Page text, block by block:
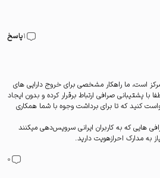
1پاسخ
است، ما راهکار مشخصی برای خروج دارایی های
با پشتیبانی صرافی ارتباط برقرار کرده و بدون ایجاد
کنید که تا برای برداشت وجوه با شما همکاری
هایی که به کاربران ایرانی سرویس‌دهی میکنند
به مدارک احرازهویت دارید.
0